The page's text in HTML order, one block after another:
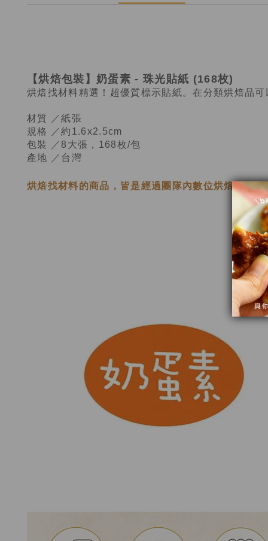
【烘焙包裝】奶蛋素 - 珠光貼紙 (168枚)
烘焙找材料精選！超優質標示貼紙。在分類烘焙品
材質 ／紙張
規格 ／約1.6x2.5cm
包裝 ／8大張，168枚/包
產地 ／台灣
烘焙找材料的商品，皆是經過團隊內數位烘焙老師三